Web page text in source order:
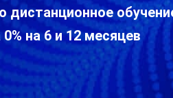
дистанционное
на 6 и 12 месяцев